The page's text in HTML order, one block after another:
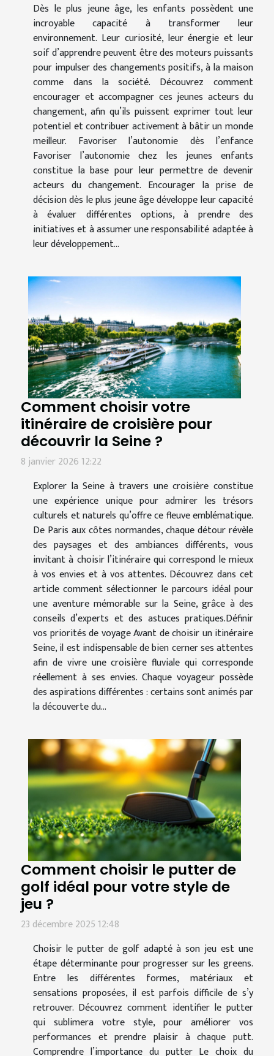
Dès le plus jeune âge, les enfants possèdent une
incroyable capacité à transformer leur
environnement. Leur curiosité, leur énergie et leur
soif d’apprendre peuvent être des moteurs puissants
pour impulser des changements positifs, à la maison
comme dans la société. Découvrez comment
encourager et accompagner ces jeunes acteurs du
changement, afin qu’ils puissent exprimer tout leur
potentiel et contribuer activement à bâtir un monde
meilleur. Favoriser l’autonomie dès l’enfance
Favoriser l’autonomie chez les jeunes enfants
constitue la base pour leur permettre de devenir
acteurs du changement. Encourager la prise de
décision dès le plus jeune âge développe leur capacité
à évaluer différentes options, à prendre des
initiatives et à assumer une responsabilité adaptée à
leur développement...
Comment choisir votre
itinéraire de croisière pour
découvrir la Seine ?
8 janvier 2026 12:22
Explorer la Seine à travers une croisière constitue
une expérience unique pour admirer les trésors
culturels et naturels qu’offre ce fleuve emblématique.
De Paris aux côtes normandes, chaque détour révèle
des paysages et des ambiances différents, vous
invitant à choisir l’itinéraire qui correspond le mieux
à vos envies et à vos attentes. Découvrez dans cet
article comment sélectionner le parcours idéal pour
une aventure mémorable sur la Seine, grâce à des
conseils d’experts et des astuces pratiques.Définir
vos priorités de voyage Avant de choisir un itinéraire
Seine, il est indispensable de bien cerner ses attentes
afin de vivre une croisière fluviale qui corresponde
réellement à ses envies. Chaque voyageur possède
des aspirations différentes : certains sont animés par
la découverte du...
Comment choisir le putter de
golf idéal pour votre style de
jeu ?
23 décembre 2025 12:48
Choisir le putter de golf adapté à son jeu est une
étape déterminante pour progresser sur les greens.
Entre les différentes formes, matériaux et
sensations proposées, il est parfois difficile de s’y
retrouver. Découvrez comment identifier le putter
qui sublimera votre style, pour améliorer vos
performances et prendre plaisir à chaque putt.
Comprendre l’importance du putter Le choix du